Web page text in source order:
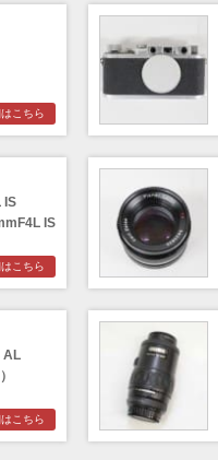
こちら
IS
IS
こちら
AL
こちら